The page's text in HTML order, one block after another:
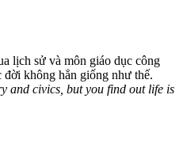
lịch sử và môn giáo dục công
đời không hẳn giống như thế.
and civics, but you find out life is